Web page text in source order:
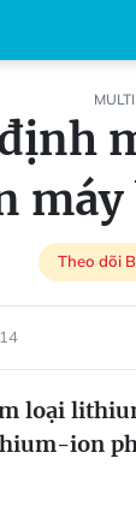
Theo dõi
loại
ion